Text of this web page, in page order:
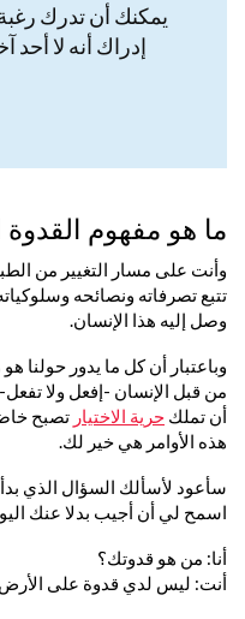
يمكنك أن تدرك
إدراك أنه لا أحد
ما هو مفهوم
وأنت على مسار التغيير من
تتبع تصرفاته ونصائحه
وصل إليه هذا الإنسان.
وباعتبار أن كل ما يدور حولنا
من قبل الإنسان -إفعل ولا
أن تملك حرية الاختيار تصبح
هذه الأوامر هي خير لك.
سأعود لأسألك السؤال الذي
اسمح لي أن أجيب بدلا عنك
أنا: من هو قدوتك؟
أنت: ليس لدي قدوة على الأرض،